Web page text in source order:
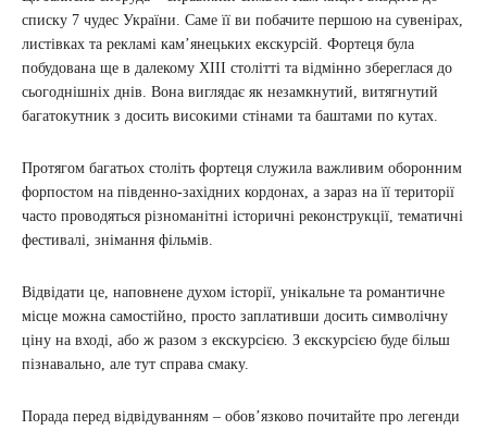
списку 7 чудес України. Саме її ви побачите першою на сувенірах,
листівках та рекламі кам’янецьких екскурсій. Фортеця була
побудована ще в далекому XIII столітті та відмінно збереглася до
сьогоднішніх днів. Вона виглядає як незамкнутий, витягнутий
багатокутник з досить високими стінами та баштами по кутах.
Протягом багатьох століть фортеця служила важливим оборонним
форпостом на південно-західних кордонах, а зараз на її території
часто проводяться різноманітні історичні реконструкції, тематичні
фестивалі, знімання фільмів.
Відвідати це, наповнене духом історії, унікальне та романтичне
місце можна самостійно, просто заплативши досить символічну
ціну на вході, або ж разом з екскурсією. З екскурсією буде більш
пізнавально, але тут справа смаку.
Порада перед відвідуванням – обов’язково почитайте про легенди